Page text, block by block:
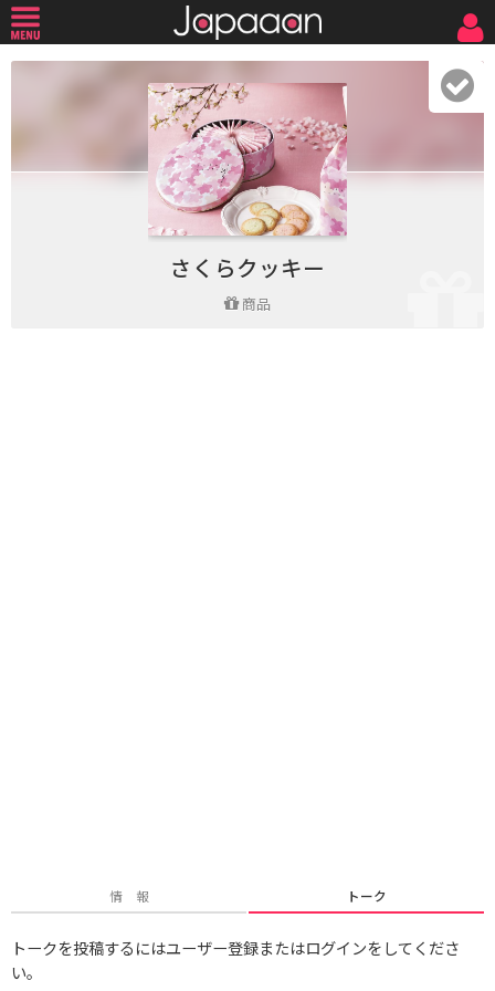
さくらクッキー
商品
情 報 トーク
トークを投稿するにはユーザー登録またはログインをしてくださ
い。